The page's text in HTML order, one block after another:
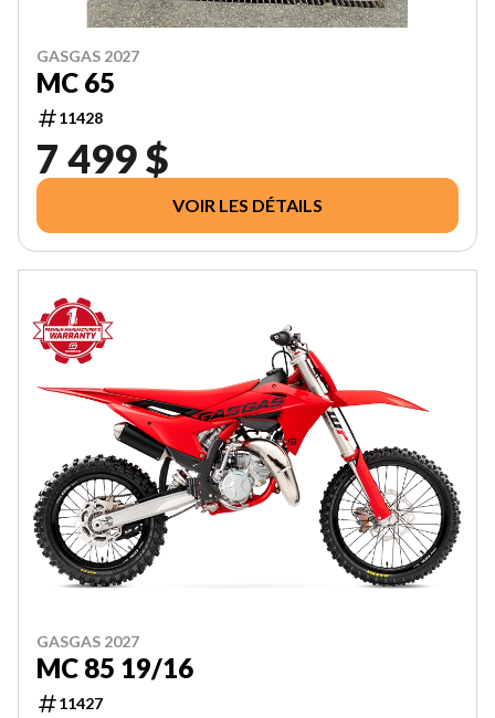
GASGAS 2027
MC 65
11428
7 499 $
VOIR LES DÉTAILS
GASGAS 2027
MC 85 19/16
11427